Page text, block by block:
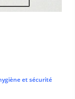
et sécurité